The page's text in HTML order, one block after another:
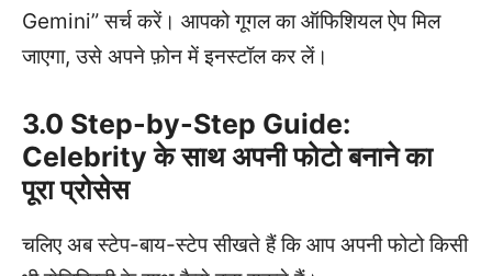
Gemini” सर्च करें। आपको गूगल का ऑफिशियल ऐप मिल
जाएगा, उसे अपने फ़ोन में इनस्टॉल कर लें।
3.0 Step-by-Step Guide:
Celebrity के साथ अपनी फोटो बनाने का
पूरा प्रोसेस
चलिए अब स्टेप-बाय-स्टेप सीखते हैं कि आप अपनी फोटो किसी